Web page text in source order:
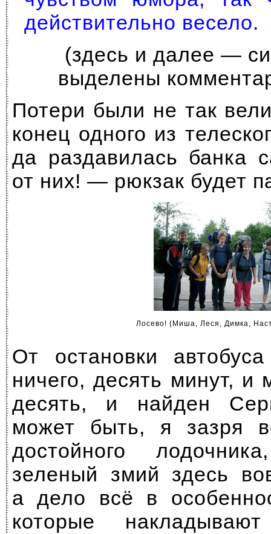
действительно весело.
(здесь и далее —
выделены
Потери были не так
конец одного из
да раздавилась банка
от них! — рюкзак будет
Лосево! (Миша, Леся, Димка,
От остановки
ничего, десять минут,
десять, и найден
может быть, я зазря
достойного
зеленый змий здесь
а дело всё в
которые